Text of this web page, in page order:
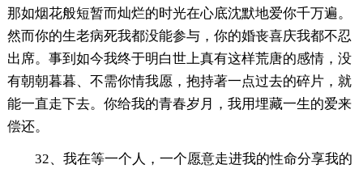
那如烟花般短暂而灿烂的时光在心底沈默地爱你千万遍。
然而你的生老病死我都没能参与，你的婚丧喜庆我都不忍
出席。事到如今我终于明白世上真有这样荒唐的感情，没
有朝朝暮暮、不需你情我愿，抱持著一点过去的碎片，就
能一直走下去。你给我的青春岁月，我用埋藏一生的爱来
偿还。
32、我在等一个人，一个愿意走进我的性命分享我的